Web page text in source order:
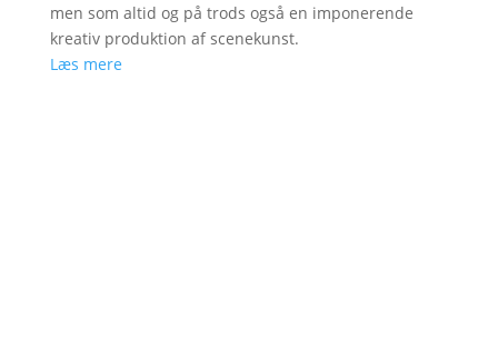
men som altid og på trods også en imponerende
kreativ produktion af scenekunst.
Læs mere